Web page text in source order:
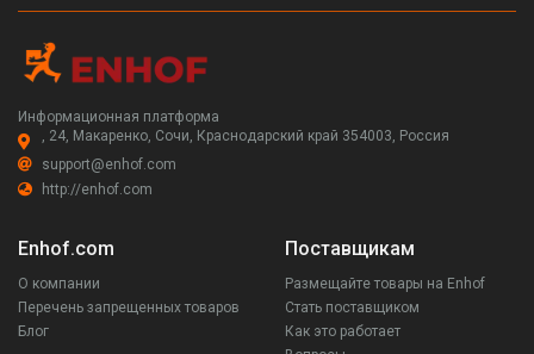
Информационная платформа
, 24, Макаренко, Сочи, Краснодарский край 354003, Россия
support@enhof.com
http://enhof.com
Enhof.com
О компании
Перечень запрещенных товаров
Блог
Поставщикам
Размещайте товары на Enhof
Стать поставщиком
Как это работает